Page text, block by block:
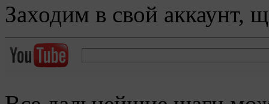
Заходим в свой аккаунт,